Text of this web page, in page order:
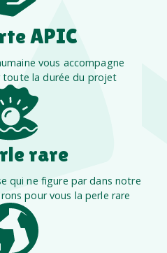
APIC
vous accompagne
toute la durée du projet
rare
qui ne figure par dans notre
pour vous la perle rare